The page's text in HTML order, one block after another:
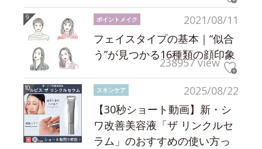
2021/08/11
ポイントメイク
フェイスタイプの基本｜“似合
う”が見つかる16種類の顔印象
238957 view
2025/08/22
スキンケア
【30秒ショート動画】新・シ
ワ改善美容液「ザ リンクルセ
ラム」のおすすめの使い方っ